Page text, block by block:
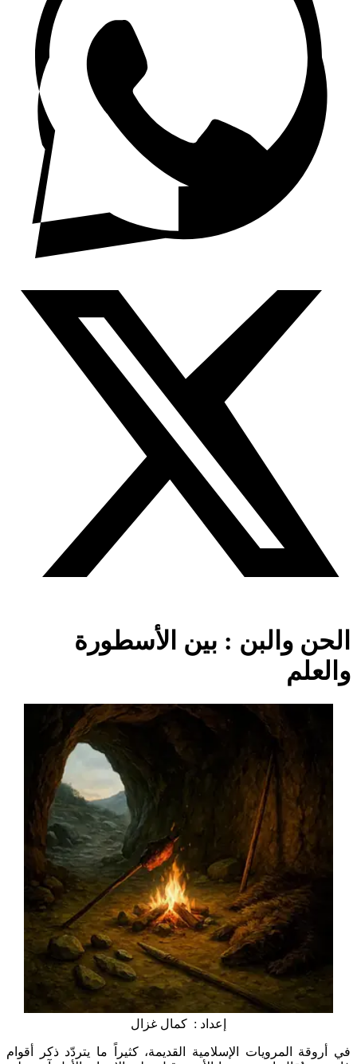
الحن والبن : بين الأسطورة
والعلم
إعداد : كمال غزال
في أروقة المرويات الإسلامية القديمة، كثيراً ما يتردّد ذكر أقوام